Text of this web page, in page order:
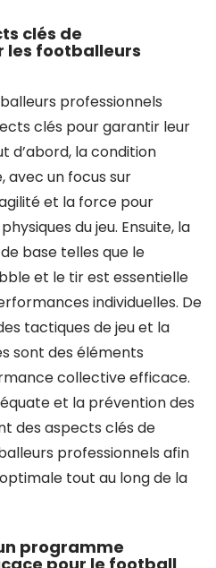
clés de
les footballeurs
professionnels
clés pour garantir leur
d’abord, la condition
avec un focus sur
et la force pour
du jeu. Ensuite, la
base telles que le
et le tir est essentielle
individuelles. De
tactiques de jeu et la
sont des éléments
collective efficace.
et la prévention des
des aspects clés de
professionnels afin
tout au long de la
programme